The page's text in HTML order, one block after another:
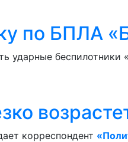
по БПЛА
ударные
корреспондент